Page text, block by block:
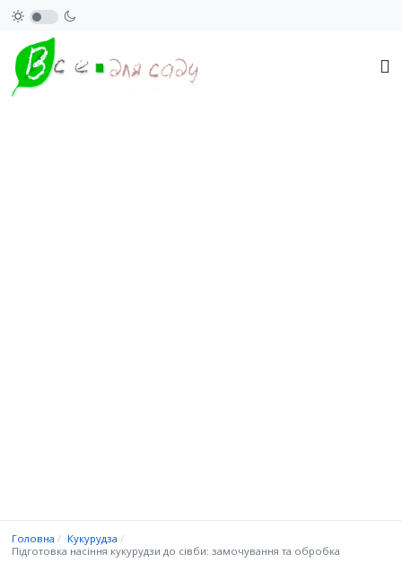
Головна
Кукурудза
Підготовка насіння кукурудзи до сівби: замочування та обробка